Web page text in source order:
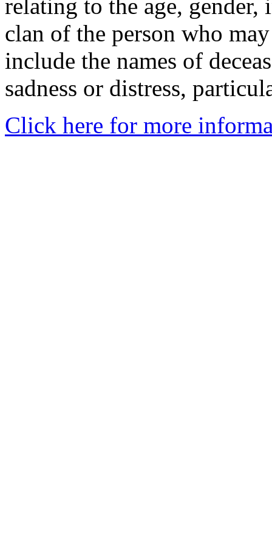
relating to the age,
clan of the person who
include the names of
sadness or distress,
Click here for more